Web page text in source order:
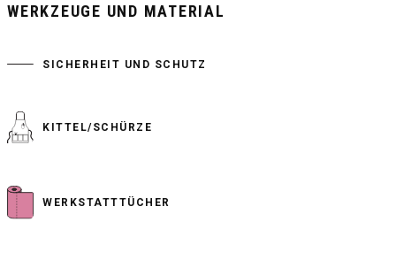
WERKZEUGE UND MATERIAL
SICHERHEIT UND SCHUTZ
KITTEL/SCHÜRZE
WERKSTATTTÜCHER